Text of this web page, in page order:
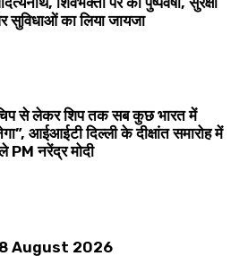
सुविधाओं का लिया जायजा
से लेकर शिप तक सब कुछ भारत में
आईआईटी दिल्ली के दीक्षांत समारोह में
PM नरेंद्र मोदी
August 2026